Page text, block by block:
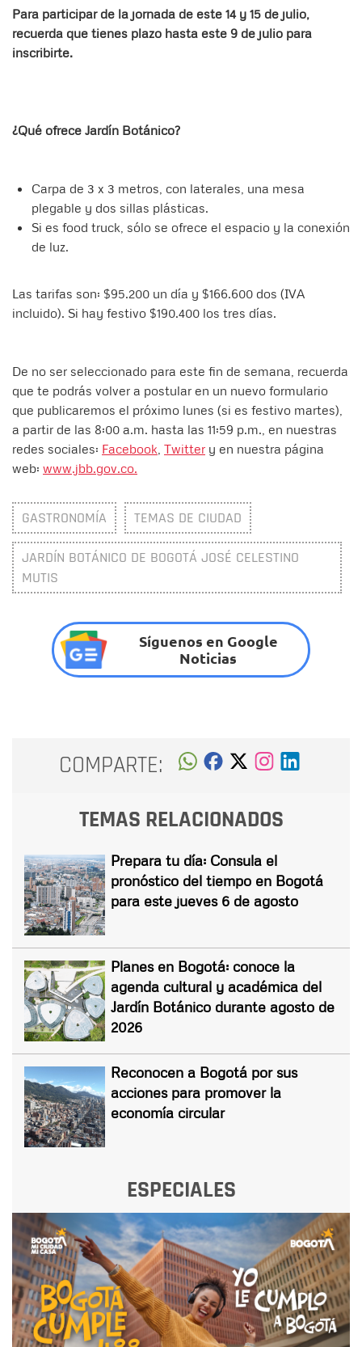
Para participar de la jornada de este 14 y 15 de julio,
recuerda que tienes plazo hasta este 9 de julio para
inscribirte.
¿Qué ofrece Jardín Botánico?
Carpa de 3 x 3 metros, con laterales, una mesa
plegable y dos sillas plásticas.
Si es food truck, sólo se ofrece el espacio y la conexión
de luz.
Las tarifas son: $95.200 un día y $166.600 dos (IVA
incluido). Si hay festivo $190.400 los tres días.
De no ser seleccionado para este fin de semana, recuerda
que te podrás volver a postular en un nuevo formulario
que publicaremos el próximo lunes (si es festivo martes),
a partir de las 8:00 a.m. hasta las 11:59 p.m., en nuestras
redes sociales: Facebook Twitter y en nuestra página
web: www.jbb.gov.co.
GASTRONOMÍA TEMAS DE CIUDAD
JARDÍN BOTÁNICO DE BOGOTÁ JOSÉ CELESTINO
MUTIS
Síguenos en Google
Noticias
COMPARTE:
TEMAS RELACIONADOS
Prepara tu día: Consula el
pronóstico del tiempo en Bogotá
para este jueves 6 de agosto
Planes en Bogotá: conoce la
agenda cultural y académica del
Jardín Botánico durante agosto de
2026
Reconocen a Bogotá por sus
acciones para promover la
economía circular
ESPECIALES